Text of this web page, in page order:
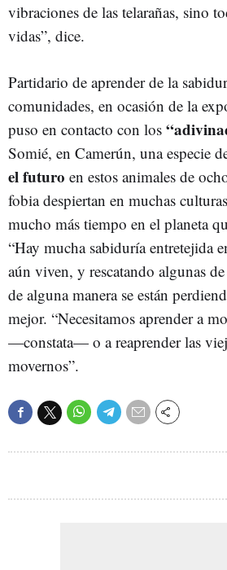
vibraciones de las telarañas, sino
vidas”, dice.
Partidario de aprender de la
comunidades, en ocasión de la
puso en contacto con los
Somié, en Camerún, una especie
el futuro en estos animales de
fobia despiertan en muchas
mucho más tiempo en el planeta
“Hay mucha sabiduría entretejida
aún viven, y rescatando algunas
de alguna manera se están
mejor. “Necesitamos aprender a
—constata— o a reaprender las
movernos”.